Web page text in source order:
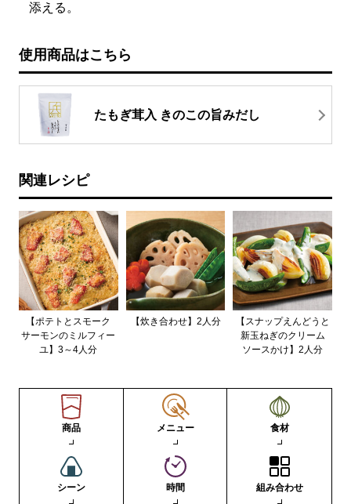
添える。
使用商品はこちら
たもぎ茸入 きのこの旨みだし
関連レシピ
【ポテトとスモーク
サーモンのミルフィー
ユ】3～4人分
【炊き合わせ】2人分
【スナップえんどうと
新玉ねぎのクリーム
ソースかけ】2人分
商品 メニュー 食材
シーン 時間 組み合わせ